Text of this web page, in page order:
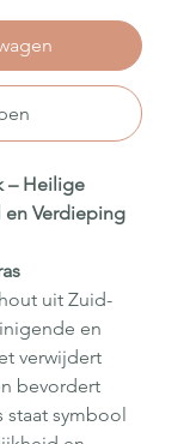
– Heilige
en Verdieping
uit Zuid-
en
verwijdert
bevordert
staat symbool